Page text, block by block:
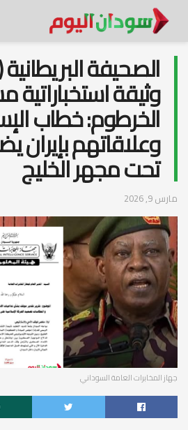
وثيقة استخباراتية
الخرطوم: خطاب
وعلاقاتهم بإيران
تحت مجهر الخليج
مارس 9, 2026
جهاز المخابرات العامة السوداني